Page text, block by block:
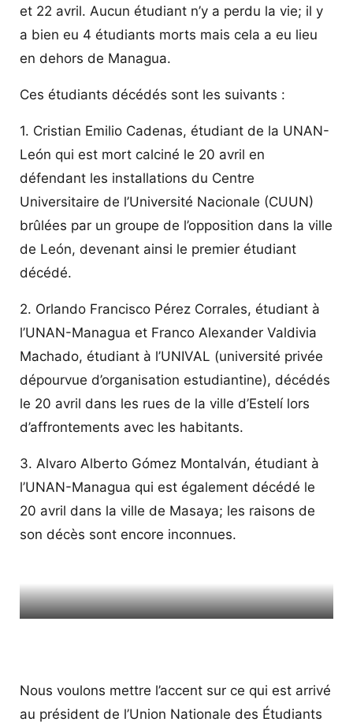
et 22 avril. Aucun étudiant n’y a perdu la vie; il y
a bien eu 4 étudiants morts mais cela a eu lieu
en dehors de Managua.
Ces étudiants décédés sont les suivants :
1. Cristian Emilio Cadenas, étudiant de la UNAN-
León qui est mort calciné le 20 avril en
défendant les installations du Centre
Universitaire de l’Université Nacionale (CUUN)
brûlées par un groupe de l’opposition dans la ville
de León, devenant ainsi le premier étudiant
décédé.
2. Orlando Francisco Pérez Corrales, étudiant à
l’UNAN-Managua et Franco Alexander Valdivia
Machado, étudiant à l’UNIVAL (université privée
dépourvue d’organisation estudiantine), décédés
le 20 avril dans les rues de la ville d’Estelí lors
d’affrontements avec les habitants.
3. Alvaro Alberto Gómez Montalván, étudiant à
l’UNAN-Managua qui est également décédé le
20 avril dans la ville de Masaya; les raisons de
son décès sont encore inconnues.
Nous voulons mettre l’accent sur ce qui est arrivé
au président de l’Union Nationale des Étudiants